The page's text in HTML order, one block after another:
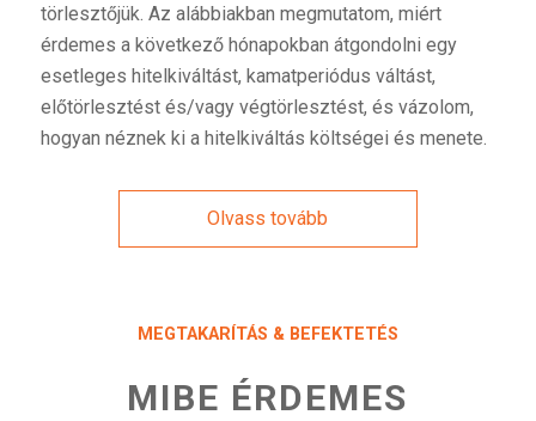
törlesztőjük. Az alábbiakban megmutatom, miért
érdemes a következő hónapokban átgondolni egy
esetleges hitelkiváltást, kamatperiódus váltást,
előtörlesztést és/vagy végtörlesztést, és vázolom,
hogyan néznek ki a hitelkiváltás költségei és menete.
Olvass tovább
MEGTAKARÍTÁS & BEFEKTETÉS
MIBE ÉRDEMES